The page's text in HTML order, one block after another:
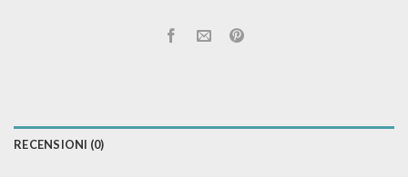
RECENSIONI (0)